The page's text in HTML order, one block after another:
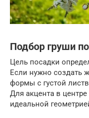
Подбор груши
Цель посадки
Если нужно создать
формы с густой
Для акцента в
идеальной